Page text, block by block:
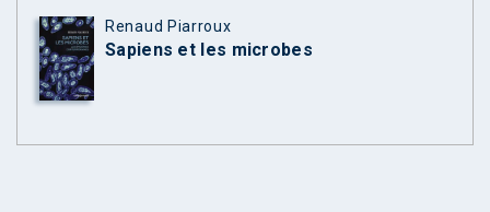
Renaud Piarroux
Sapiens et les microbes